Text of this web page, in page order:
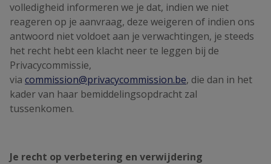
volledigheid informeren we je dat, indien we niet
reageren op je aanvraag, deze weigeren of indien ons
antwoord niet voldoet aan je verwachtingen, je steeds
het recht hebt een klacht neer te leggen bij de
Privacycommissie,
via commission@privacycommission.be, die dan in het
kader van haar bemiddelingsopdracht zal
tussenkomen.
Je recht op verbetering en verwijdering